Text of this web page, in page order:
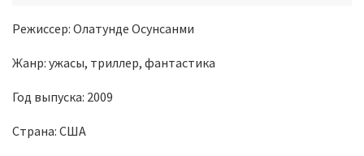
Режиссер: Олатунде Осунсанми
Жанр: ужасы, триллер, фантастика
Год выпуска: 2009
Страна: США